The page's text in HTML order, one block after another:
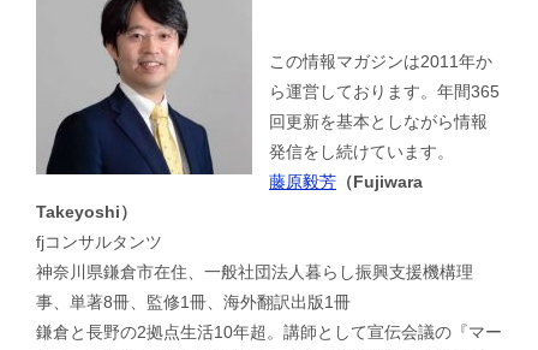
この情報マガジンは2011年か
ら運営しております。年間365
回更新を基本としながら情報
発信をし続けています。
藤原毅芳 （Fujiwara
Takeyoshi）
fjコンサルタンツ
神奈川県鎌倉市在住、一般社団法人暮らし振興支援機構理
事、単著8冊、監修1冊、海外翻訳出版1冊
鎌倉と長野の2拠点生活10年超。講師として宣伝会議の『マー